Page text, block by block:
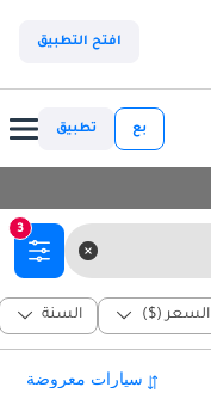
افتح التطبيق
بع تطبيق
3
السعر ($) السنة